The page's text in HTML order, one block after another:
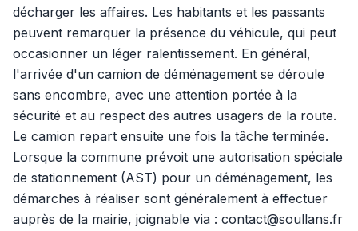
décharger les affaires. Les habitants et les passants
peuvent remarquer la présence du véhicule, qui peut
occasionner un léger ralentissement. En général,
l'arrivée d'un camion de déménagement se déroule
sans encombre, avec une attention portée à la
sécurité et au respect des autres usagers de la route.
Le camion repart ensuite une fois la tâche terminée.
Lorsque la commune prévoit une autorisation spéciale
de stationnement (AST) pour un déménagement, les
démarches à réaliser sont généralement à effectuer
auprès de la mairie, joignable via : contact@soullans.fr